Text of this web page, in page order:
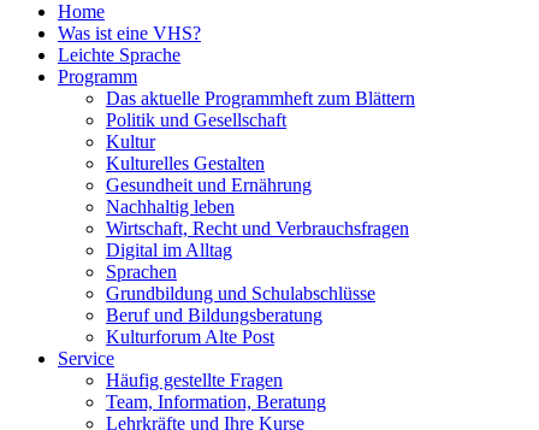
Home
Was ist eine VHS?
Leichte Sprache
Programm
Das aktuelle Programmheft zum Blättern
Politik und Gesellschaft
Kultur
Kulturelles Gestalten
Gesundheit und Ernährung
Nachhaltig leben
Wirtschaft, Recht und Verbrauchsfragen
Digital im Alltag
Sprachen
Grundbildung und Schulabschlüsse
Beruf und Bildungsberatung
Kulturforum Alte Post
Service
Häufig gestellte Fragen
Team, Information, Beratung
Lehrkräfte und Ihre Kurse